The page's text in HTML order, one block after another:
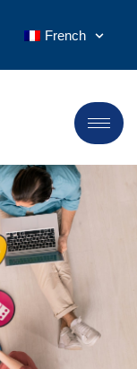
French